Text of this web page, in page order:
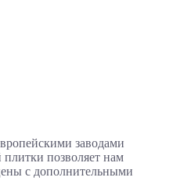
заводами
позволяет нам
с дополнительными